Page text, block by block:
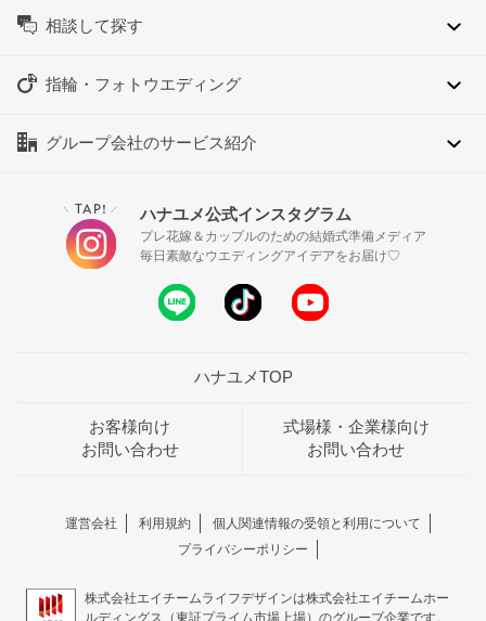
相談して探す
指輪・フォトウエディング
グループ会社のサービス紹介
＼ TAP! ／ ハナユメ公式インスタグラム
プレ花嫁＆カップルのための結婚式準備メディア
毎日素敵なウエディングアイデアをお届け♡
ハナユメTOP
お客様向け
お問い合わせ
式場様・企業様向け
お問い合わせ
運営会社 利用規約
個人関連情報の受領と利用について
プライバシーポリシー
株式会社エイチームライフデザインは株式会社エイチームホー